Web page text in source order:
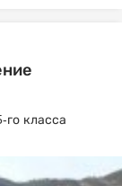
класса